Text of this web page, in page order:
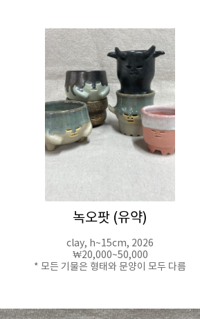
녹오팟 (유약)
clay, h~15cm, 2026
₩20,000~50,000
* 모든 기물은 형태와 문양이 모두 다름